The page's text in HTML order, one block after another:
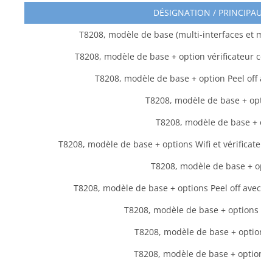
DÉSIGNATION /
T8208, modèle de base (multi-interfaces et
T8208, modèle de base + option vérificateur
T8208, modèle de base + option Peel
T8208, modèle de base +
T8208, modèle de base
T8208, modèle de base + options Wifi et
T8208, modèle de base +
T8208, modèle de base + options Peel off
T8208, modèle de base +
T8208, modèle de base +
T8208, modèle de base +